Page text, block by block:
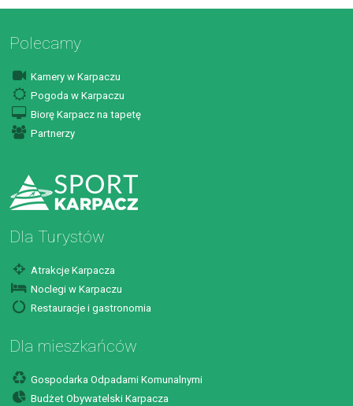
Polecamy
Kamery w Karpaczu
Pogoda w Karpaczu
Biorę Karpacz na tapetę
Partnerzy
Dla Turystów
Atrakcje Karpacza
Noclegi w Karpaczu
Restauracje i gastronomia
Dla mieszkańców
Gospodarka Odpadami Komunalnymi
Budżet Obywatelski Karpacza